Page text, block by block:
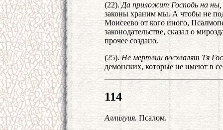
(22).Да приложит Господь на
законы храним мы. А чтобы не
Моисеево от кого иного,
законодательстве, сказал о
прочее создано.
(25).Не мертвии восхвалят Тя
демонских, которые не имеют в
114
Аллилуия. Псалом.